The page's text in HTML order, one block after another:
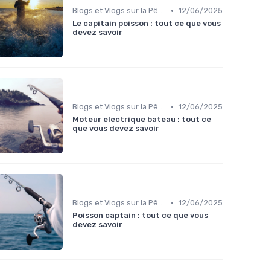
Blogs et Vlogs sur la Pêche • 12/06/2025
Le capitain poisson : tout ce que vous
devez savoir
Blogs et Vlogs sur la Pêche • 12/06/2025
Moteur electrique bateau : tout ce
que vous devez savoir
Blogs et Vlogs sur la Pêche • 12/06/2025
Poisson captain : tout ce que vous
devez savoir